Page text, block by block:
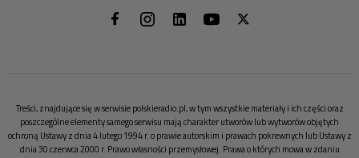
Treści, znajdujące się w serwisie polskieradio.pl, w tym wszystkie materiały i ich części oraz
poszczególne elementy samego serwisu mają charakter utworów lub wytworów objętych
ochroną Ustawy z dnia 4 lutego 1994 r. o prawie autorskim i prawach pokrewnych lub Ustawy z
dnia 30 czerwca 2000 r. Prawo własności przemysłowej. Prawa o których mowa w zdaniu